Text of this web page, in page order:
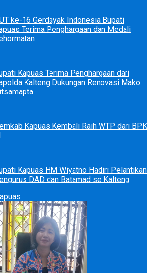
ke-16 Gerdayak Indonesia Bupati
Terima Penghargaan dan Medali
Kapuas Terima Penghargaan dari
Kalteng Dukungan Renovasi Mako
Kapuas Kembali Raih WTP dari BPK
Kapuas HM Wiyatno Hadiri Pelantikan
DAD dan Batamad se Kalteng